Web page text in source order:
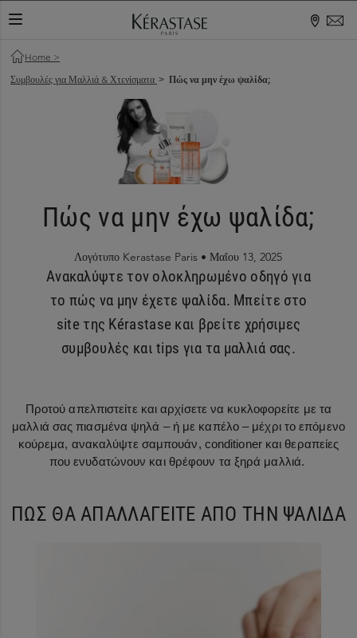
ΕΝΑΛΛΑΓΉ ΠΕΡΙΉΓΗΣΗΣ
Home >
Συμβουλές για Μαλλιά & Χτενίσματα > Πώς να μην έχω ψαλίδα;
Πώς να μην έχω ψαλίδα;
Λογότυπο Kerastase Paris •Μαΐου 13, 2025
Ανακαλύψτε τον ολοκληρωμένο οδηγό για
το πώς να μην έχετε ψαλίδα. Μπείτε στο
site της Kérastase και βρείτε χρήσιμες
συμβουλές και tips για τα μαλλιά σας.
Προτού απελπιστείτε και αρχίσετε να κυκλοφορείτε με τα
μαλλιά σας πιασμένα ψηλά – ή με καπέλο – μέχρι το επόμενο
κούρεμα, ανακαλύψτε σαμπουάν, conditioner και θεραπείες
που ενυδατώνουν και θρέφουν τα ξηρά μαλλιά.
ΠΩΣ ΘΑ ΑΠΑΛΛΑΓΕΙΤΕ ΑΠΟ ΤΗΝ ΨΑΛΙΔΑ